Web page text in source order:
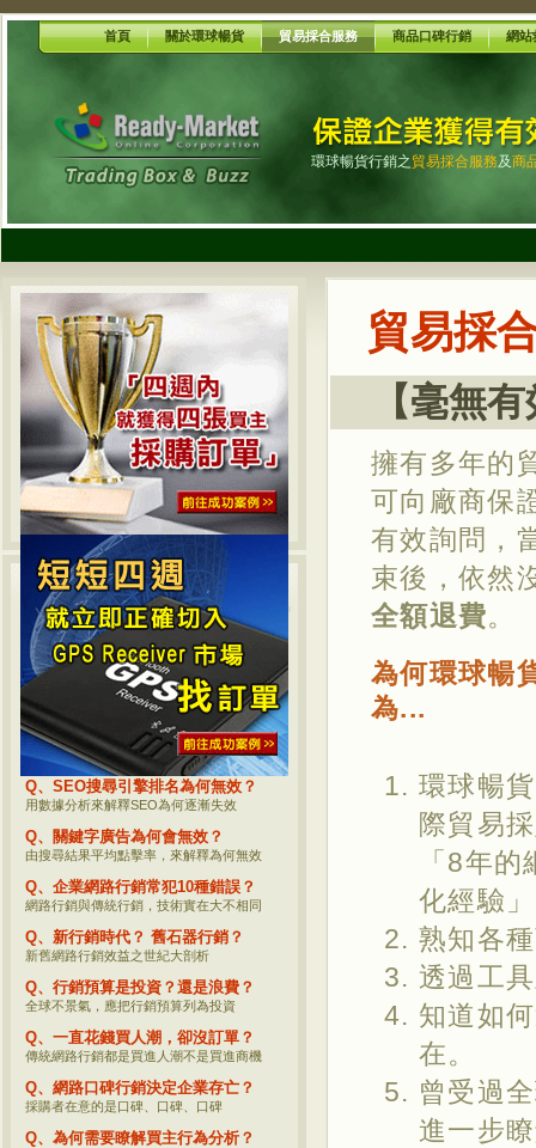
首頁 關於環球暢貨 貿易採合服務 商品口碑行銷 網站
環球暢貨行銷之 貿易採合服務及商
貿易採
【毫無
擁有多年的
可向廠商保
有效詢問，
束後，依然
全額退費。
為何環球暢
為...
環球暢
際貿易
「8年
化經驗
熟知各
透過工
知道如
在。
曾受過
進一步
熱門網路行銷話題
Q、何評估商品網路行銷的價值？
網路行銷後到底要看哪些數據？
Q、企業網路行銷必須追蹤的事？
重要網路行銷觀念分享，您一定要瞭解
Q、影響SEO的參數究竟有哪些？
參考坊間資料？不如直接看Google公開的
Q、SEO搜尋引擎排名為何無效？
用數據分析來解釋SEO為何逐漸失效
Q、關鍵字廣告為何會無效？
由搜尋結果平均點擊率，來解釋為何無效
Q、企業網路行銷常犯10種錯誤？
網路行銷與傳統行銷，技術實在大不相同
Q、新行銷時代？ 舊石器行銷？
新舊網路行銷效益之世紀大剖析
Q、行銷預算是投資？還是浪費？
全球不景氣，應把行銷預算列為投資
Q、一直花錢買人潮，卻沒訂單？
傳統網路行銷都是買進人潮不是買進商機
Q、網路口碑行銷決定企業存亡？
採購者在意的是口碑、口碑、口碑
Q、為何需要瞭解買主行為分析？